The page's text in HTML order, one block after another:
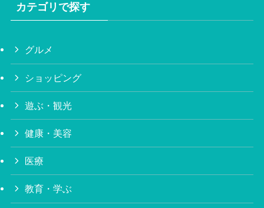
カテゴリで探す
グルメ
ショッピング
遊ぶ・観光
健康・美容
医療
教育・学ぶ